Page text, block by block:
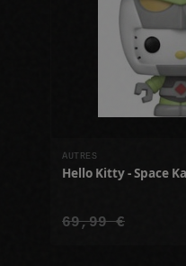
AUTRES
Hello Kitty - Space
69,99 €